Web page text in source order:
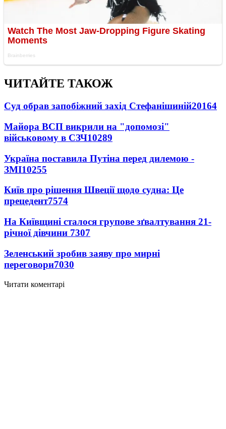
ЧИТАЙТЕ ТАКОЖ
Суд обрав запобіжний захід Стефанішиній20164
Майора ВСП викрили на "допомозі"
військовому в СЗЧ10289
Україна поставила Путіна перед дилемою -
ЗМІ10255
Київ про рішення Швеції щодо судна: Це
прецедент7574
На Київщині сталося групове зґвалтування 21-
річної дівчини 7307
Зеленський зробив заяву про мирні
переговори7030
Читати коментарі